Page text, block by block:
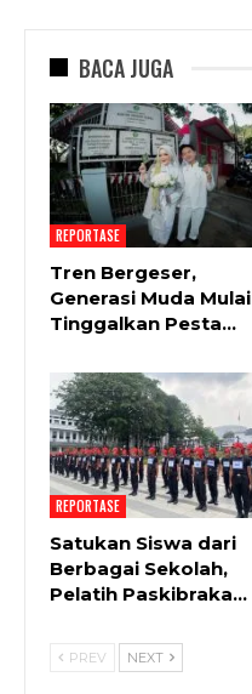
BACA JUGA
REPORTASE
Tren Bergeser,
Generasi Muda Mulai
Tinggalkan Pesta…
REPORTASE
Satukan Siswa dari
Berbagai Sekolah,
Pelatih Paskibraka…
PREV NEXT